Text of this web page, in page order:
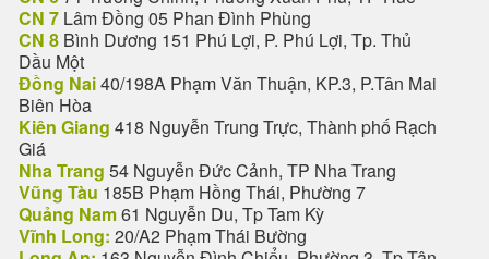
CN 7 Lâm Đồng 05 Phan Đình Phùng
CN 8 Bình Dương 151 Phú Lợi, P. Phú Lợi, Tp. Thủ
Dầu Một
Đồng Nai40/198A Phạm Văn Thuận, KP.3, P.Tân Mai
Biên Hòa
Kiên Giang 418 Nguyễn Trung Trực, Thành phố Rạch
Giá
Nha Trang 54 Nguyễn Đức Cảnh, TP Nha Trang
Vũng Tàu 185B Phạm Hồng Thái, Phường 7
Quảng Nam61 Nguyễn Du, Tp Tam Kỳ
Vĩnh Long: 20/A2 Phạm Thái Bường